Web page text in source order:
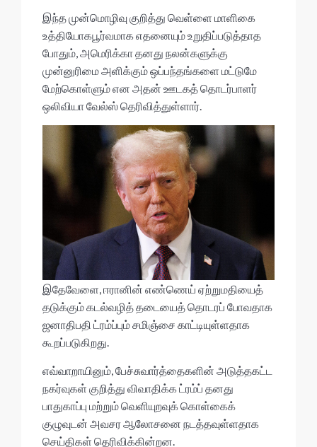
இந்த முன்மொழிவு குறித்து வெள்ளை மாளிகை
உத்தியோகபூர்வமாக எதனையும் உறுதிப்படுத்தாத
போதும், அமெரிக்கா தனது நலன்களுக்கு
முன்னுரிமை அளிக்கும் ஒப்பந்தங்களை மட்டுமே
மேற்கொள்ளும் என அதன் ஊடகத் தொடர்பாளர்
ஒலிவியா வேல்ஸ் தெரிவித்துள்ளார்.
இதேவேளை, ஈரானின் எண்ணெய் ஏற்றுமதியைத்
தடுக்கும் கடல்வழித் தடையைத் தொடரப் போவதாக
ஜனாதிபதி ட்ரம்ப்பும் சமிஞ்சை காட்டியுள்ளதாக
கூறப்படுகிறது.
எவ்வாறாயினும், பேச்சுவார்த்தைகளின் அடுத்தகட்ட
நகர்வுகள் குறித்து விவாதிக்க ட்ரம்ப் தனது
பாதுகாப்பு மற்றும் வெளியுறவுக் கொள்கைக்
குழுவுடன் அவசர ஆலோசனை நடத்தவுள்ளதாக
செய்திகள் தெரிவிக்கின்றன.